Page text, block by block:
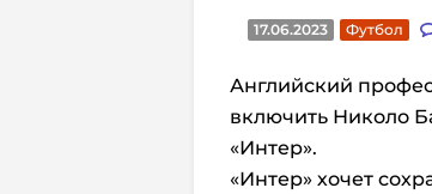
17.06.2023 Футбол
Английский
включить Николо
«Интер».
«Интер» хочет